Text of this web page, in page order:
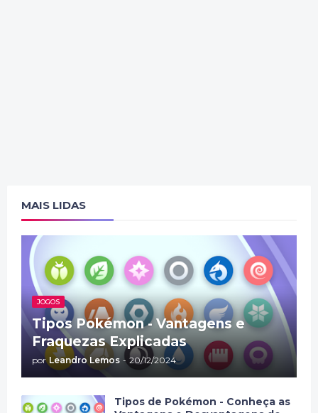
MAIS LIDAS
JOGOS
Tipos Pokémon - Vantagens e
Fraquezas Explicadas
por Leandro Lemos - 20/12/2024
Tipos de Pokémon - Conheça as